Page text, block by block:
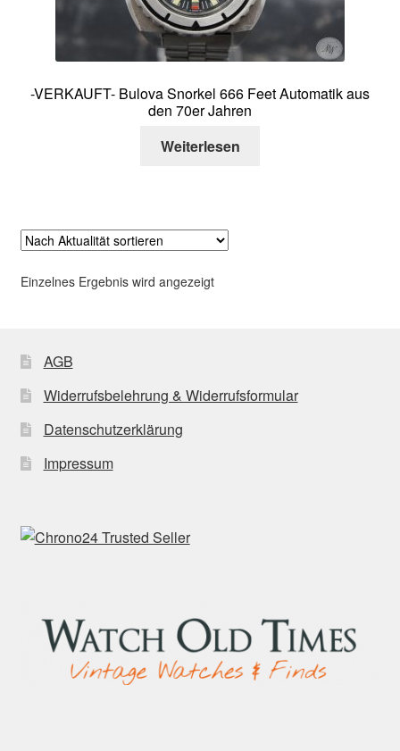
-VERKAUFT- Bulova Snorkel 666 Feet Automatik aus
den 70er Jahren
Weiterlesen
Einzelnes Ergebnis wird angezeigt
AGB
Widerrufsbelehrung & Widerrufsformular
Datenschutzerklärung
Impressum